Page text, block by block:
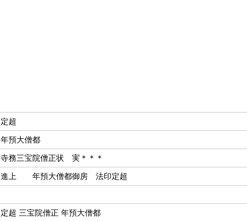
定超
年預大僧都
寺務三宝院僧正状 実＊＊＊
進上 年預大僧都御房 法印定超
定超 三宝院僧正 年預大僧都